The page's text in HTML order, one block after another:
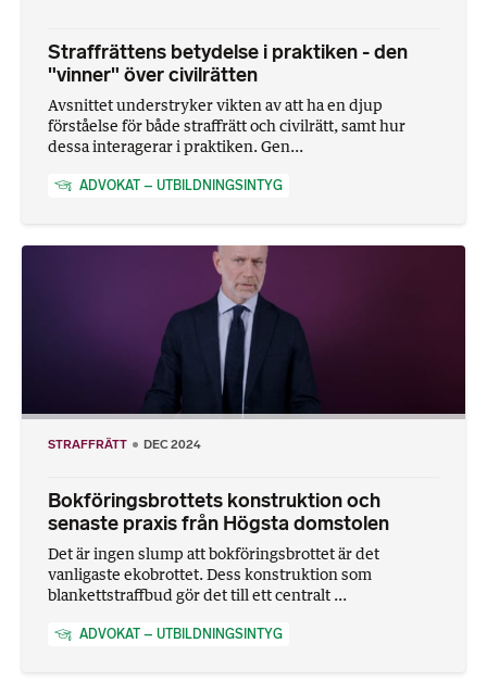
Straffrättens betydelse i praktiken - den
"vinner" över civilrätten
Avsnittet understryker vikten av att ha en djup
förståelse för både straffrätt och civilrätt, samt hur
dessa interagerar i praktiken. Gen...
ADVOKAT – UTBILDNINGSINTYG
STRAFFRÄTT DEC 2024
Bokföringsbrottets konstruktion och
senaste praxis från Högsta domstolen
Det är ingen slump att bokföringsbrottet är det
vanligaste ekobrottet. Dess konstruktion som
blankettstraffbud gör det till ett centralt ...
ADVOKAT – UTBILDNINGSINTYG